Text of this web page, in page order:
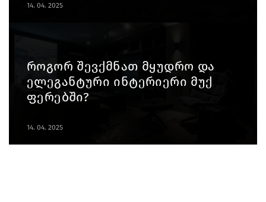
14. 04. 2025
როგორ შევქმნათ მყუდრო და
ელეგანტური ინტერიერი მუქ
ფერებში?
14. 04. 2025